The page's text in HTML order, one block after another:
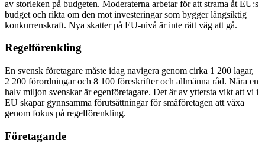
av storleken på budgeten. Moderaterna arbetar för att strama åt EU:s
budget och rikta om den mot investeringar som bygger långsiktig
konkurrenskraft. Nya skatter på EU-nivå är inte rätt väg att gå.
Regelförenkling
En svensk företagare måste idag navigera genom cirka 1 200 lagar,
2 200 förordningar och 8 100 föreskrifter och allmänna råd. Nära en
halv miljon svenskar är egenföretagare. Det är av yttersta vikt att vi i
EU skapar gynnsamma förutsättningar för småföretagen att växa
genom fokus på regelförenkling.
Företagande